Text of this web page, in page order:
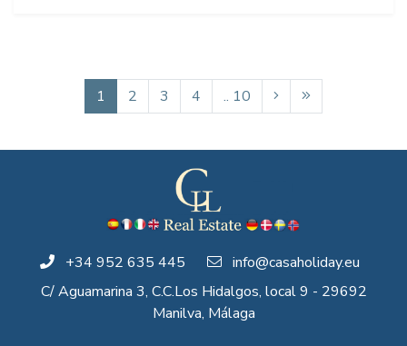
1 2 3 4 .. 10
+34 952 635 445
info@casaholiday.eu
C/ Aguamarina 3, C.C.Los Hidalgos, local 9 - 29692
Manilva, Málaga